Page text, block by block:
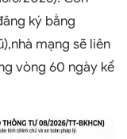
ký bằng
mạng sẽ liên
vòng 60 ngày kể